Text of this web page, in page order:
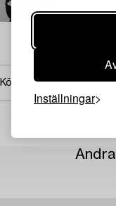
Inställningar
+46 (0)708
Köpinformation